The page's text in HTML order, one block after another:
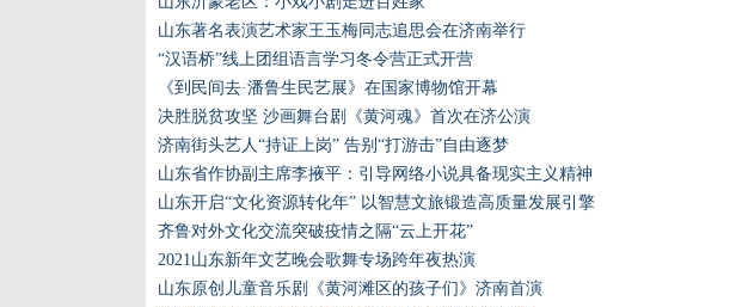
山东著名表演艺术家王玉梅同志追思会在济南举行
“汉语桥”线上团组语言学习冬令营正式开营
《到民间去·潘鲁生民艺展》在国家博物馆开幕
决胜脱贫攻坚 沙画舞台剧《黄河魂》首次在济公演
济南街头艺人“持证上岗” 告别“打游击”自由逐梦
山东省作协副主席李掖平：引导网络小说具备现实主义精神
山东开启“文化资源转化年” 以智慧文旅锻造高质量发展引擎
齐鲁对外文化交流突破疫情之隔“云上开花”
2021山东新年文艺晚会歌舞专场跨年夜热演
山东原创儿童音乐剧《黄河滩区的孩子们》济南首演